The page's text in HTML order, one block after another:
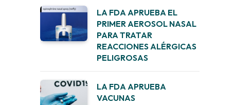
LA FDA APRUEBA EL
PRIMER AEROSOL NASAL
PARA TRATAR
REACCIONES ALÉRGICAS
PELIGROSAS
LA FDA APRUEBA
VACUNAS